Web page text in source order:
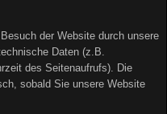
der Website durch unsere
Daten (z.B.
des Seitenaufrufs). Die
sobald Sie unsere Website